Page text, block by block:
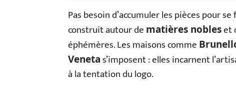
Pas besoin d’accumuler les pièces pour
construit autour de matières nobleset
éphémères. Les maisons comme
Venetas’imposent : elles incarnent
à la tentation du logo.